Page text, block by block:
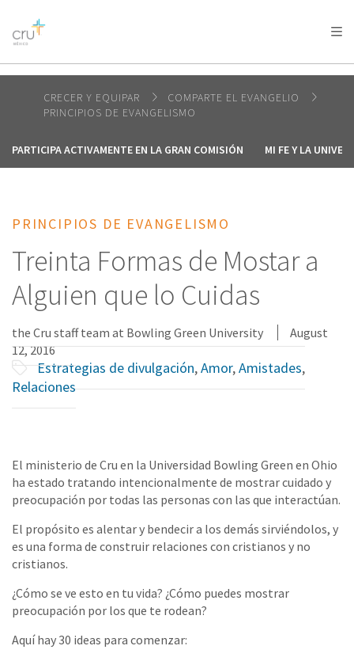
AFRICA
AMERICA / CARIBBEAN
OCEANIA
CRECER Y EQUIPAR
COMPARTE EL EVANGELIO
PRINCIPIOS DE EVANGELISMO
PARTICIPA ACTIVAMENTE EN LA GRAN COMISIÓN MI FE Y LA
PRINCIPIOS DE EVANGELISMO
Treinta Formas de Mostar a
Alguien que lo Cuidas
the Cru staff team at Bowling Green University
August
12, 2016
Estrategias de divulgación,Amor,Amistades,
Relaciones
El ministerio de Cru en la Universidad Bowling Green en Ohio
ha estado tratando intencionalmente de mostrar cuidado y
preocupación por todas las personas con las que interactúan.
El propósito es alentar y bendecir a los demás sirviéndolos, y
es una forma de construir relaciones con cristianos y no
cristianos.
¿Cómo se ve esto en tu vida? ¿Cómo puedes mostrar
preocupación por los que te rodean?
Aquí hay 30 ideas para comenzar: